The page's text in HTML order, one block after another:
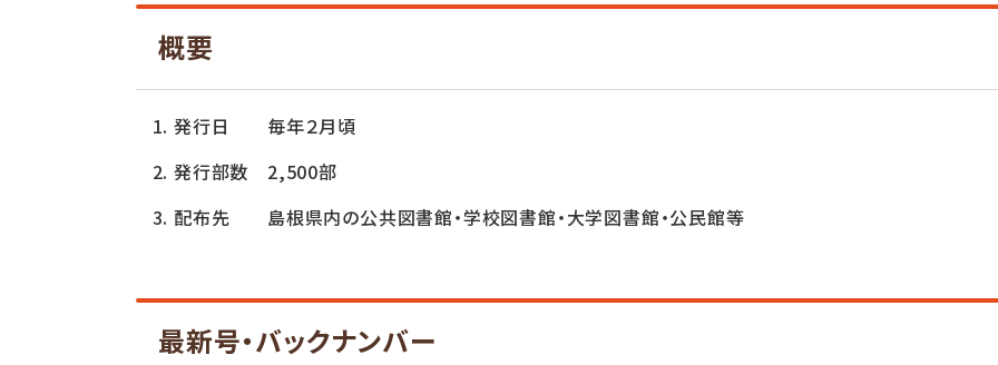
概要
発行日 毎年２月頃
発行部数 2,500部
配布先 島根県内の公共図書館・学校図書館・大学図書館・公民館等
最新号・バックナンバー